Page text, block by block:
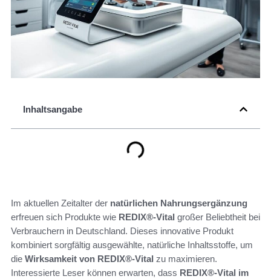
Inhaltsangabe
Im aktuellen Zeitalter der natürlichen Nahrungsergänzung
erfreuen sich Produkte wie REDIX®-Vital großer Beliebtheit bei
Verbrauchern in Deutschland. Dieses innovative Produkt
kombiniert sorgfältig ausgewählte, natürliche Inhaltsstoffe, um
die Wirksamkeit von REDIX®-Vital zu maximieren.
Interessierte Leser können erwarten, dass REDIX®-Vital im